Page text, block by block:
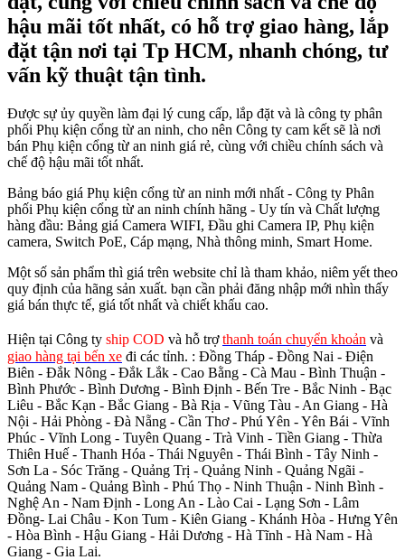
hậu mãi tốt nhất, có hỗ trợ giao hàng, lắp
đặt tận nơi tại Tp HCM, nhanh chóng, tư
vấn kỹ thuật tận tình.
Được sự ủy quyền làm đại lý cung cấp, lắp đặt và là công ty phân
phối Phụ kiện cổng từ an ninh, cho nên Công ty cam kết sẽ là nơi
bán Phụ kiện cổng từ an ninh giá rẻ, cùng với chiều chính sách và
chế độ hậu mãi tốt nhất.
Bảng báo giá Phụ kiện cổng từ an ninh mới nhất - Công ty Phân
phối Phụ kiện cổng từ an ninh chính hãng - Uy tín và Chất lượng
hàng đầu: Bảng giá Camera WIFI, Đầu ghi Camera IP, Phụ kiện
camera, Switch PoE, Cáp mạng, Nhà thông minh, Smart Home.
Một số sản phẩm thì giá trên website chỉ là tham khảo, niêm yết theo
quy định của hãng sản xuất. bạn cần phải đăng nhập mới nhìn thấy
giá bán thực tế, giá tốt nhất và chiết khấu cao.
Hiện tại Công ty ship COD và hỗ trợthanh toán chuyển khoản và
giao hàng tại bến xe đi các tỉnh. : Đồng Tháp - Đồng Nai - Điện
Biên - Đắk Nông - Đắk Lắk - Cao Bằng - Cà Mau - Bình Thuận -
Bình Phước - Bình Dương - Bình Định - Bến Tre - Bắc Ninh - Bạc
Liêu - Bắc Kạn - Bắc Giang - Bà Rịa - Vũng Tàu - An Giang - Hà
Nội - Hải Phòng - Đà Nẵng - Cần Thơ - Phú Yên - Yên Bái - Vĩnh
Phúc - Vĩnh Long - Tuyên Quang - Trà Vinh - Tiền Giang - Thừa
Thiên Huế - Thanh Hóa - Thái Nguyên - Thái Bình - Tây Ninh -
Sơn La - Sóc Trăng - Quảng Trị - Quảng Ninh - Quảng Ngãi -
Quảng Nam - Quảng Bình - Phú Thọ - Ninh Thuận - Ninh Bình -
Nghệ An - Nam Định - Long An - Lào Cai - Lạng Sơn - Lâm
Đồng- Lai Châu - Kon Tum - Kiên Giang - Khánh Hòa - Hưng Yên
- Hòa Bình - Hậu Giang - Hải Dương - Hà Tĩnh - Hà Nam - Hà
Giang - Gia Lai.